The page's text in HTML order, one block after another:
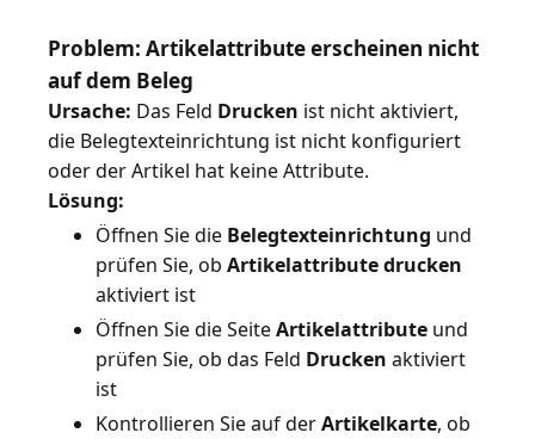
Problem: Artikelattribute erscheinen nicht
auf dem Beleg
Ursache: Das Feld Drucken ist nicht aktiviert,
die Belegtexteinrichtung ist nicht konfiguriert
Lösung:
Öffnen Sie die Belegtexteinrichtung und
prüfen Sie, ob Artikelattribute drucken
aktiviert ist
Öffnen Sie die SeiteArtikelattribute und
prüfen Sie, ob das Feld Drucken aktiviert
ist
Kontrollieren Sie auf derArtikelkarte, ob